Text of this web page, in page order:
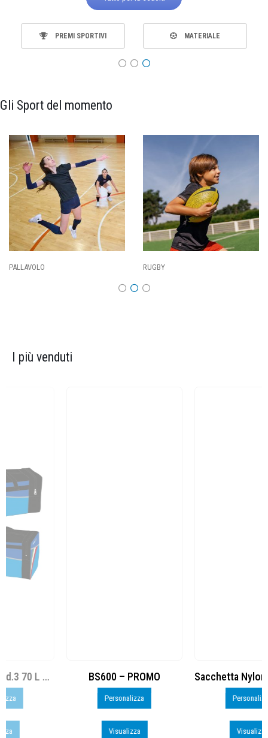
PREMI SPORTIVI MATERIALE
Gli Sport del momento
PALLAVOLO RUGBY
I più venduti
BS600 – PROMO Sacchetta Nylon_PROMO_perso